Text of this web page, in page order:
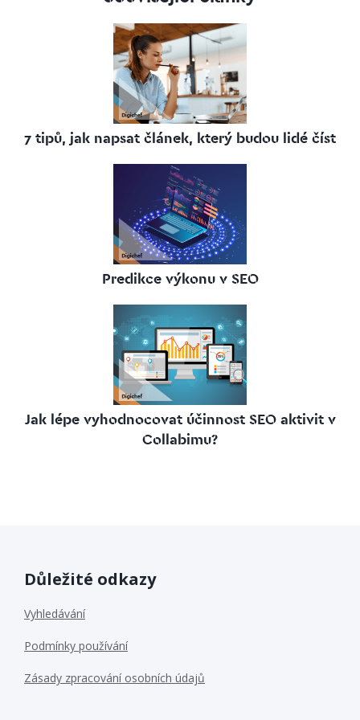
7 tipů, jak napsat článek, který budou lidé číst
Predikce výkonu v SEO
Jak lépe vyhodnocovat účinnost SEO aktivit v
Collabimu?
Důležité odkazy
Vyhledávání
Podmínky používání
Zásady zpracování osobních údajů